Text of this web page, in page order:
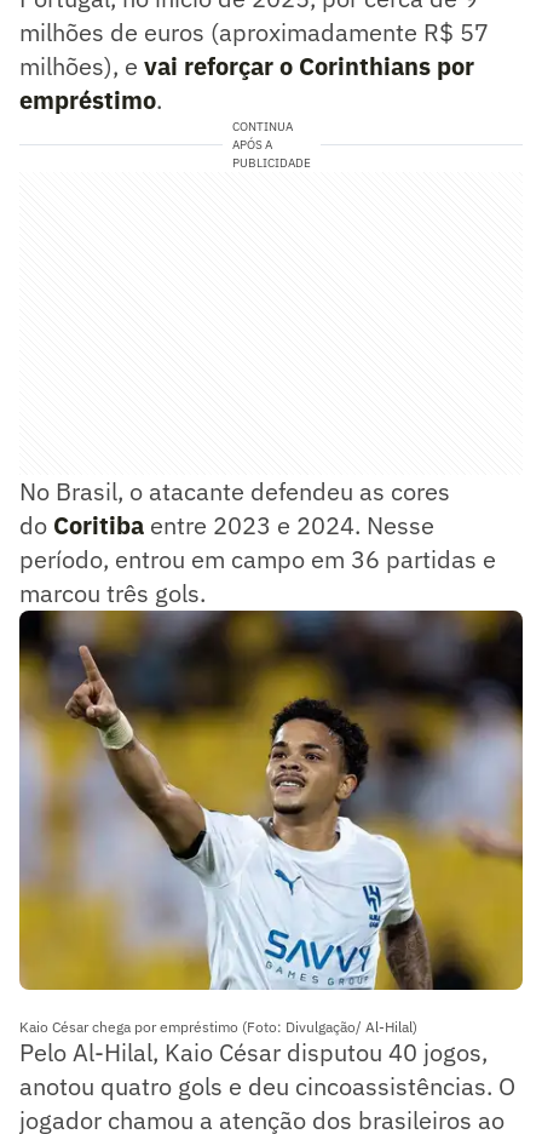
milhões de euros (aproximadamente R$ 57
milhões), e vai reforçar o Corinthians por
empréstimo.
CONTINUA
APÓS A
PUBLICIDADE
No Brasil, o atacante defendeu as cores
do Coritiba entre 2023 e 2024. Nesse
período, entrou em campo em 36 partidas e
marcou três gols.
Kaio César chega por empréstimo (Foto: Divulgação/ Al-Hilal)
Pelo Al-Hilal, Kaio César disputou 40 jogos,
anotou quatro gols e deu cincoassistências. O
jogador chamou a atenção dos brasileiros ao